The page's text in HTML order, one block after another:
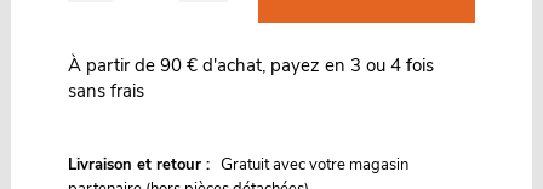
À partir de 90 € d'achat, payez en 3 ou 4 fois
sans frais
Livraison et retour : Gratuit avec votre magasin